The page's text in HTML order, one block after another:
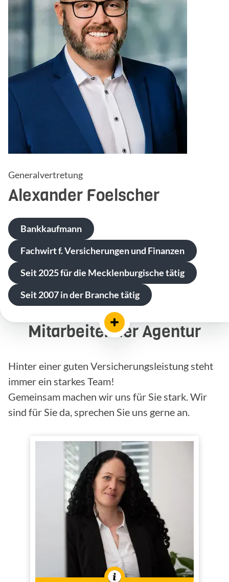
Generalvertretung
Alexander Foelscher
Bankkaufmann
Fachwirt f. Versicherungen und Finanzen
Seit 2025 für die Mecklenburgische tätig
Seit 2007 in der Branche tätig
Mitarbeiter der Agentur
Hinter einer guten Versicherungsleistung steht
immer ein starkes Team!
Gemeinsam machen wir uns für Sie stark. Wir
sind für Sie da, sprechen Sie uns gerne an.
Bianca-Kim
Foelscher-
Wengenroth
Tätig im
Innendienst
In der Branche tätig seit
dem Jahr
2025